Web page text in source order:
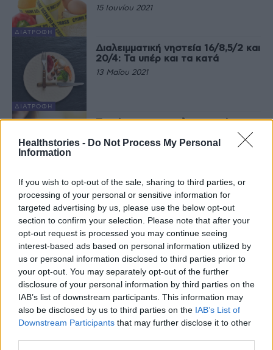
Healthstories - Do Not Process My Personal
Information
If you wish to opt-out of the sale, sharing to third parties, or
processing of your personal or sensitive information for
targeted advertising by us, please use the below opt-out
section to confirm your selection. Please note that after your
opt-out request is processed you may continue seeing
interest-based ads based on personal information utilized by
us or personal information disclosed to third parties prior to
your opt-out. You may separately opt-out of the further
disclosure of your personal information by third parties on the
IAB’s list of downstream participants. This information may
also be disclosed by us to third parties on the IAB’s List of
Downstream Participants that may further disclose it to other
ΔΙΑΤΡΟΦΉ
15 Ιουνίου 2021
ΔΙΑΤΡΟΦΉ
Διαλειμματική νηστεία 16/8,5/2 και
20/4: Τα υπέρ και τα κατά
13 Μαΐου 2021
ΔΙΑΤΡΟΦΉ
Τα πάντα για τις γλυκαντικές
ουσίες και η σύγκρισή τους με τη
ζάχαρη
1 2
Τελευταία Νέα
9 πράγματα που δεν πρέπει να
λέτε σε έναν επισκέπτη
27 Φεβρουαρίου 2026